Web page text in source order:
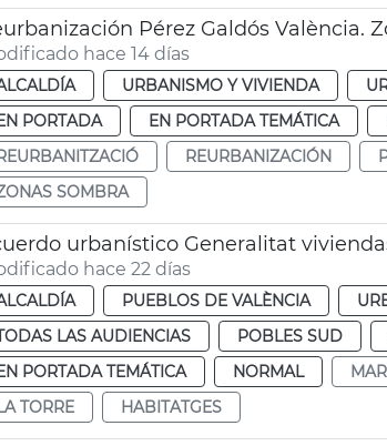
Pérez Galdós València.
hace 14 días
URBANISMO Y VIVIENDA
PORTADA
EN PORTADA TEMÁTICA
REURBANIZACIÓN
SOMBRA
urbanístico Generalitat
hace 22 días
PUEBLOS DE VALÈNCIA
LAS AUDIENCIAS
POBLES SUD
PORTADA TEMÁTICA
NORMAL
TORRE
HABITATGES